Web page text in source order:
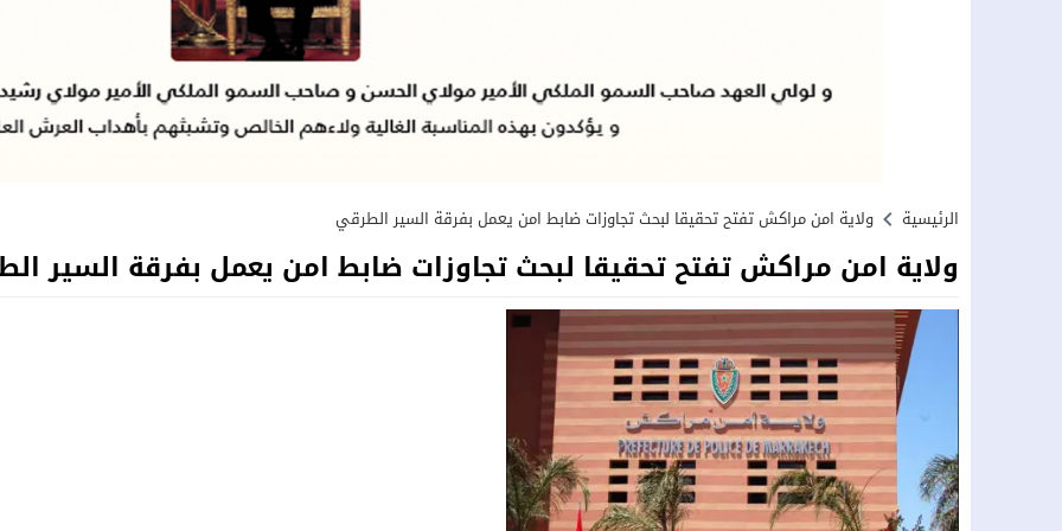
الرئيسية ولاية امن مراكش تفتح تحقيقا لبحث تجاوزات ضابط امن يعمل بفرقة السير الطرقي
ولاية امن مراكش تفتح تحقيقا لبحث تجاوزات ضابط امن يعمل بفرقة السير